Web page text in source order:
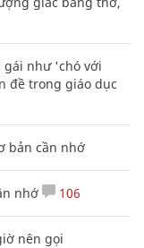
gái như 'chó với
đề trong giáo dục
bản cần nhớ
nhớ 106
nên gọi